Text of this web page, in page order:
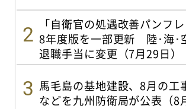
「自衛官の処遇改善パンフ
8年度版を一部更新 陸･海･
退職手当に変更（7月29日）
馬毛島の基地建設、8月の工
などを九州防衛局が公表（8